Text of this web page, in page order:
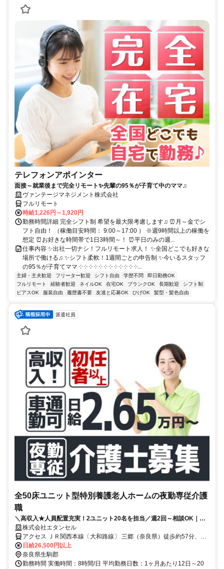
テレフォンアポインター
面接～就業後まで完全リモート✨先輩の95％が子育て中のママ♫
ヴァンテージマネジメント株式会社
フルリモート
時給1,226円～1,920円
勤務時間詳細 完全シフト制 希望を最大限考慮します♫ ⏰月～金でシ
フト自由！ （稼働目安時間： 9:00～17:00 ） ※週9時間以上の稼働を
想定 ⏰お好きな時間帯で1日3時間～！ ⏰平日のみの週...
仕事内容 ✨出社一切ナシ！フルリモート求人！ ✨全国どこでも好きな
場所で働ける♫ ✨シフト柔軟！1週間ごとの申告制 ✨今いるスタッフ
の95％が子育てママ ༶ ༶ ༶ ༶ ༶ ༶ ༶ ༶ ༶ ༶ ༶ ༶...
主婦・主夫歓迎 フリーター歓迎 シフト自由 学歴不問
即日勤務OK
フルリモート
経験者歓迎 ネイルOK 在宅OK ブランクOK 長期歓迎
シフト制
ピアスOK
服装自由 履歴書不要 友達と応募OK ひげOK 髪型・髪色自由
派遣社員
全50床ユニット型特別養護老人ホームの夜勤専従介護
職
＼高収入★人員配置充実！2ユニット20名を担当／週2回～相談OK｜車
通勤OKなので通勤ラクラク♪
株式会社エタンセル
アクセス ＪＲ関西本線〔大和路線〕 三郷（奈良県）徒歩約57分、近
鉄生駒線 信貴山下徒歩約58分、近鉄大阪線 恩智出入口1徒歩約60分
【勤務地最寄駅】JR大和路線「王寺」駅より車15分
日給26,500円以上
奈良県生駒郡
勤務時間 実働時間：8時間/日 平均勤務日数：1ヶ月あたり12日～20